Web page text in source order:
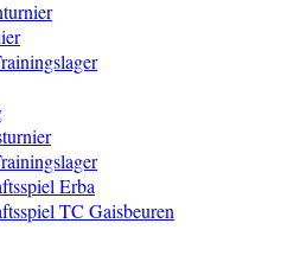
Erba
TC Gaisbeuren